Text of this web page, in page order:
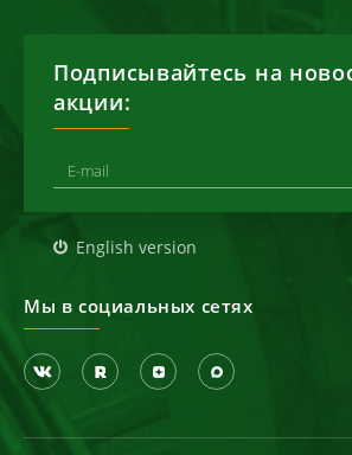
Подписывайтесь на
акции:
English version
Мы в социальных сетях